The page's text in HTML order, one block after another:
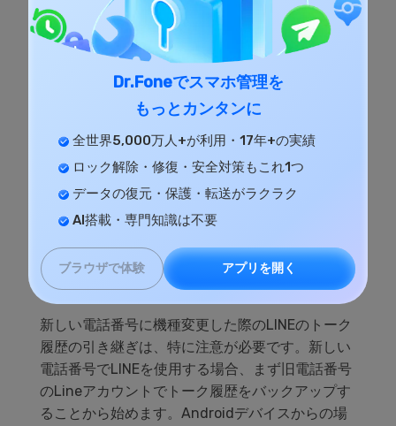
Dr.Foneでスマホ管理を
もっとカンタンに
全世界5,000万人+が利用・17年+の実績
ロック解除・修復・安全対策もこれ1つ
データの復元・保護・転送がラクラク
AI搭載・専門知識は不要
ブラウザで体験 アプリを開く
イスに移すことができます。このプロセスをスム
ーズに行うためには、いくつかの重要なポイント
に注意が必要です。まず、LINEアプリは最新版に
アップデートしておくことが重要です。また、バ
ックアップと復元のプロセスは特定の手順を正確
引き継ぐ場合は、各トークルームからトーク履歴
をエクスポートする手順を忘れないようにしまし
ょう。
3.1新しい電話番号でLINEを引き継
ぐ方法は？
新しい電話番号に機種変更した際のLINEのトーク
履歴の引き継ぎは、特に注意が必要です。新しい
電話番号でLINEを使用する場合、まず旧電話番号
のLineアカウントでトーク履歴をバックアップす
ることから始めます。Androidデバイスからの場